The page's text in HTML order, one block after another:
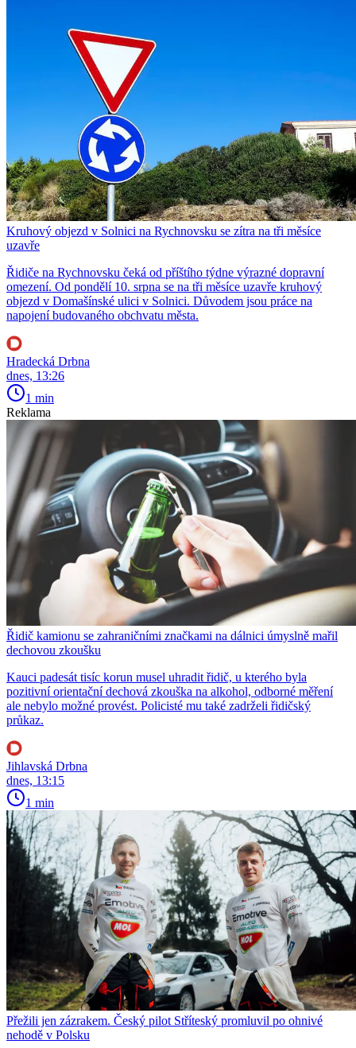
Kruhový objezd v Solnici na Rychnovsku se zítra na tři měsíce
uzavře
Řidiče na Rychnovsku čeká od příštího týdne výrazné dopravní
omezení. Od pondělí 10. srpna se na tři měsíce uzavře kruhový
objezd v Domašínské ulici v Solnici. Důvodem jsou práce na
napojení budovaného obchvatu města.
Hradecká Drbna
dnes, 13:26
1 min
Reklama
Řidič kamionu se zahraničními značkami na dálnici úmyslně mařil
dechovou zkoušku
Kauci padesát tisíc korun musel uhradit řidič, u kterého byla
pozitivní orientační dechová zkouška na alkohol, odborné měření
ale nebylo možné provést. Policisté mu také zadrželi řidičský
průkaz.
Jihlavská Drbna
dnes, 13:15
1 min
Přežili jen zázrakem. Český pilot Stříteský promluvil po ohnivé
nehodě v Polsku